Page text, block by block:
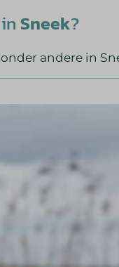
Sneek?
andere in